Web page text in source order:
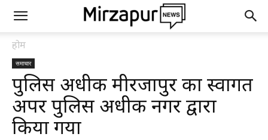
होम
समाचार
पुलिस अधीक्षक मीरजापुर का स्वागत
अपर पुलिस अधीक्षक नगर द्वारा
किया गया